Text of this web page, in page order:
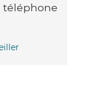
téléphone